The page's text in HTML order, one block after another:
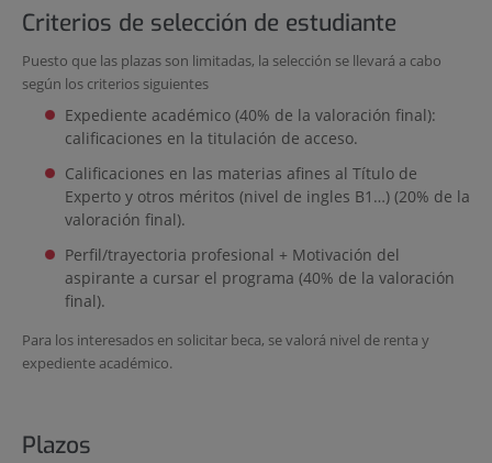
Criterios de selección de estudiante
Puesto que las plazas son limitadas, la selección se llevará a cabo
según los criterios siguientes
Expediente académico (40% de la valoración final):
calificaciones en la titulación de acceso.
Calificaciones en las materias afines al Título de
Experto y otros méritos (nivel de ingles B1…) (20% de la
valoración final).
Perfil/trayectoria profesional + Motivación del
aspirante a cursar el programa (40% de la valoración
final).
Para los interesados en solicitar beca, se valorá nivel de renta y
expediente académico.
Plazos